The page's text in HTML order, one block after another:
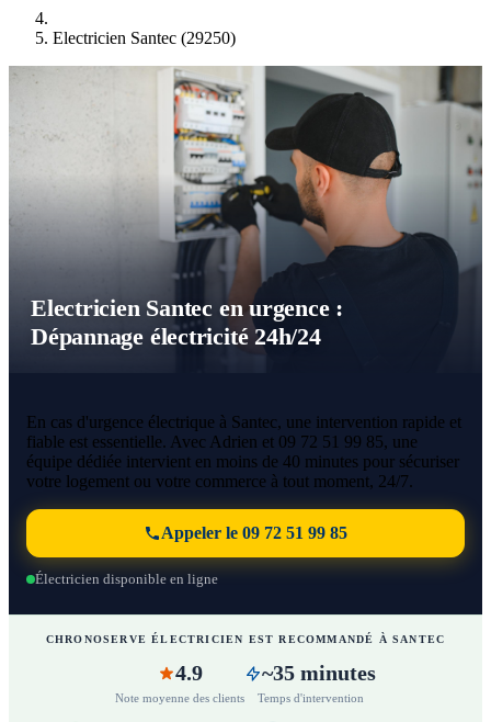
Electricien Santec (29250)
Electricien Santec en urgence :
Dépannage électricité 24h/24
En cas d'urgence électrique à Santec, une intervention rapide et
fiable est essentielle. Avec Adrien et 09 72 51 99 85, une
équipe dédiée intervient en moins de 40 minutes pour sécuriser
votre logement ou votre commerce à tout moment, 24/7.
Appeler le 09 72 51 99 85
Électricien disponible en ligne
CHRONOSERVE ÉLECTRICIEN EST RECOMMANDÉ À SANTEC
4.9
Note moyenne des clients
~35 minutes
Temps d'intervention